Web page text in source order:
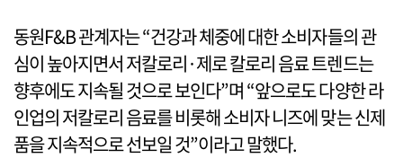
동원F&B 관계자는 “건강과 체중에 대한 소비자들의 관
심이 높아지면서 저칼로리·제로 칼로리 음료 트렌드는
향후에도 지속될 것으로 보인다”며 “앞으로도 다양한 라
인업의 저칼로리 음료를 비롯해 소비자 니즈에 맞는 신제
품을 지속적으로 선보일 것”이라고 말했다.